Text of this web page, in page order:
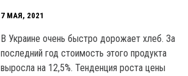
7 МАЯ, 2021
В Украине очень быстро дорожает хлеб. За
последний год стоимость этого продукта
выросла на 12,5%. Тенденция роста цены